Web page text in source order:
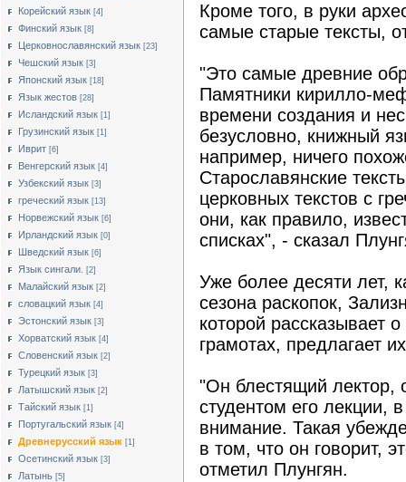
Корейский язык [4]
Финский язык [8]
Церковнославянский язык [23]
Чешский язык [3]
Японский язык [18]
Язык жестов [28]
Исландский язык [1]
Грузинский язык [1]
Иврит [6]
Венгерский язык [4]
Узбекский язык [3]
греческий язык [13]
Норвежский язык [6]
Ирландский язык [0]
Шведский язык [6]
Язык сингали. [2]
Малайский язык [2]
словацкий язык [4]
Эстонский язык [3]
Хорватский язык [4]
Словенский язык [2]
Турецкий язык [3]
Латышский язык [2]
Тайский язык [1]
Португальский язык [4]
Древнерусский язык [1]
Осетинский язык [3]
Латынь [5]
Кроме того, в руки
самые старые тексты,
"Это самые древние
Памятники кирилло-
времени создания и
безусловно, книжный
например, ничего
Старославянские
церковных текстов с
они, как правило,
списках", - сказал
Уже более десяти лет,
сезона раскопок,
которой рассказывает
грамотах, предлагает
"Он блестящий лектор,
студентом его лекции,
внимание. Такая
в том, что он говорит,
отметил Плунгян.